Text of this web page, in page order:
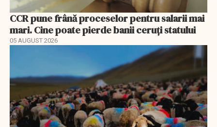
CCR pune frână proceselor pentru salarii mai
mari. Cine poate pierde banii ceruți statului
05 AUGUST 2026